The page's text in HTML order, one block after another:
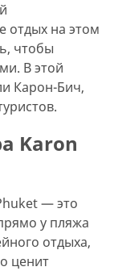
отдых на этом
чтобы
В этой
Карон-Бич,
Karon
— это
у пляжа
отдыха,
ценит